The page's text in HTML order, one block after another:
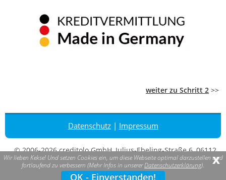
weiter zu Schritt 2 >>
Datenschutz| Impressum
© 2006-2026 creditolo GmbH, Julius-Ebeling-Straße 6, 06112
Halle (Saale). creditolo ist eine eingetragene Marke.
*120 Kreditanfragen heute
Wir lieben Kekse! Und setzen Cookies ein, um diese Webseite optimal darzustellen und
fortlaufend zu verbessern (Mehr Infos in unsererDatenschutzerklärung).
OK - Einverstanden!
x